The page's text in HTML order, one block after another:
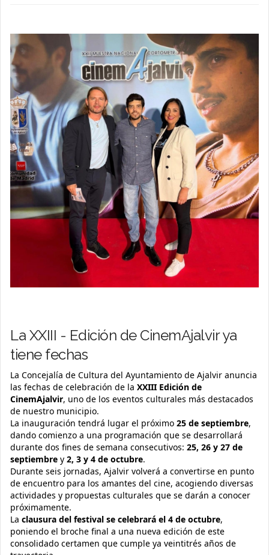
La XXIII - Edición de CinemAjalvir ya
tiene fechas
La Concejalía de Cultura del Ayuntamiento de Ajalvir anuncia
las fechas de celebración de la XXIII Edición de
CinemAjalvir, uno de los eventos culturales más destacados
de nuestro municipio.
La inauguración tendrá lugar el próximo 25 de septiembre,
dando comienzo a una programación que se desarrollará
durante dos fines de semana consecutivos: 25, 26 y 27 de
septiembre y 2, 3 y 4 de octubre.
Durante seis jornadas, Ajalvir volverá a convertirse en punto
de encuentro para los amantes del cine, acogiendo diversas
actividades y propuestas culturales que se darán a conocer
próximamente.
La clausura del festival se celebrará el 4 de octubre,
poniendo el broche final a una nueva edición de este
consolidado certamen que cumple ya veintitrés años de